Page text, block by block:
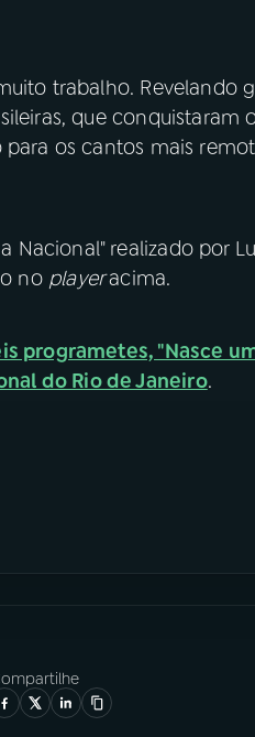
trabalho. Revelando
que conquistaram
os cantos mais
Nacional" realizado por
no playeracima.
programetes, "Nasce
do Rio de Janeiro.